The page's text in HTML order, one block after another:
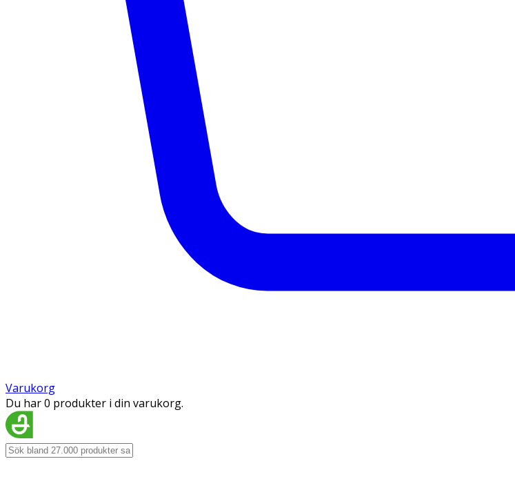
Varukorg
Du har 0 produkter i din varukorg.